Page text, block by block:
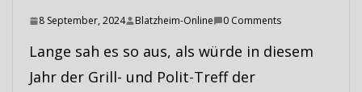
8 September, 2024 Blatzheim-Online 0 Comments
Lange sah es so aus, als würde in diesem
Jahr der Grill- und Polit-Treff der